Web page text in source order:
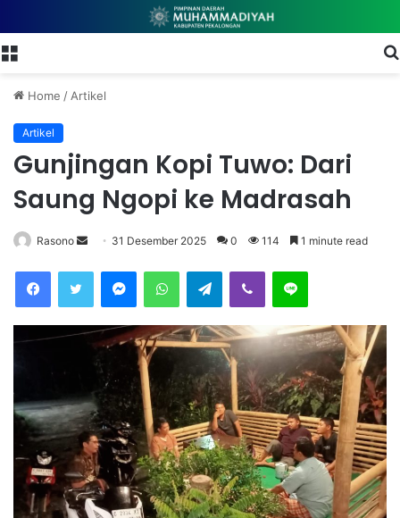
Home /Artikel
Artikel
Gunjingan Kopi Tuwo: Dari
Saung Ngopi ke Madrasah
Rasono
d
a
m
a
i
l
31 Desember 2025 0 114 1 minute read
Telegram